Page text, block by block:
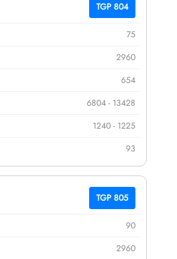
TGP 804
75
2960
654
6804 - 13428
1240 - 1225
93
TGP 805
90
2960